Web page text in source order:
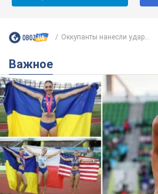
Оккупанты нанесли удар...
Важное